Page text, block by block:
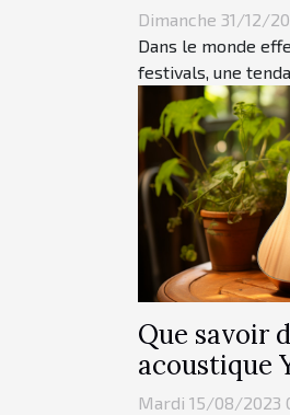
Dimanche 31/12/
Dans le monde
festivals, une
Que savoir
acoustique
Mardi 15/08/2023